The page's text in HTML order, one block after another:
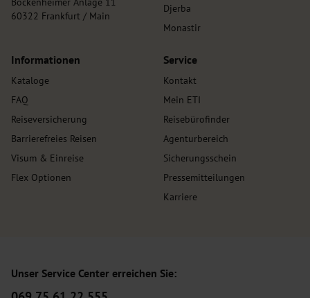
60322 Frankfurt / Main
Djerba
Monastir
Informationen
Kataloge
FAQ
Reiseversicherung
Barrierefreies Reisen
Visum & Einreise
Flex Optionen
Service
Kontakt
Mein ETI
Reisebürofinder
Agenturbereich
Sicherungsschein
Pressemitteilungen
Karriere
Unser Service Center erreichen Sie: